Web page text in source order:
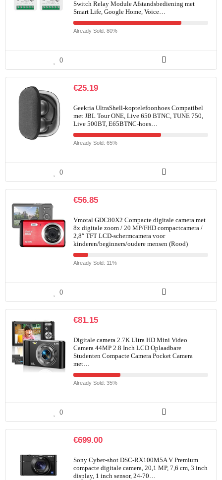
Switch Relay Module Afstandsbediening met
Smart Life, Google Home, Voice…
Already Sold: 80%
0
€25.19
Geekria UltraShell-koptelefoonhoes Compatibel
met JBL Tour ONE, Live 650 BTNC, TUNE 750,
Live 500BT, E65BTNC-hoes…
Already Sold: 65%
0
€56.85
Vmotal GDC80X2 Compacte digitale camera met
8x digitale zoom / 20 MP/FHD compactcamera /
2,8″ TFT LCD-schermcamera voor
kinderen/beginners/oudere mensen (Rood)
Already Sold: 11%
0
€81.15
Digitale camera 2.7K Ultra HD Mini Video
Camera 44MP 2.8 Inch LCD Oplaadbare
Studenten Compacte Camera Pocket Camera
met…
Already Sold: 35%
0
€699.00
Sony Cyber-shot DSC-RX100M5A V Premium
compacte digitale camera, 20,1 MP, 7,6 cm, 3 inch
display, 1 inch sensor, 24-70…